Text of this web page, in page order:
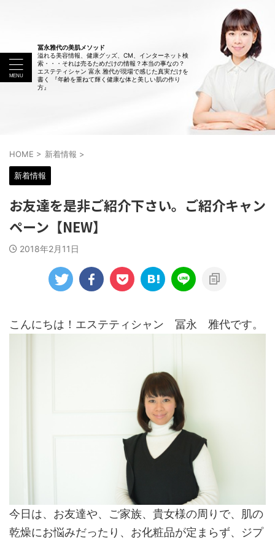
冨永雅代の美肌メソッド
溢れる美容情報、健康グッズ、CM、インターネット検
索・・・それは売るためだけの情報？本当の事なの？
エステティシャン 富永 雅代が現場で感じた真実だけを
書く 『年齢を重ねて輝く健康な体と美しい肌の作り
方』
HOME > 新着情報 >
新着情報
お友達を是非ご紹介下さい。ご紹介キャン
ペーン【NEW】
2018年2月11日
こんにちは！エステティシャン 冨永 雅代です。
今日は、お友達や、ご家族、貴女様の周りで、肌の
乾燥にお悩みだったり、お化粧品が定まらず、ジプ